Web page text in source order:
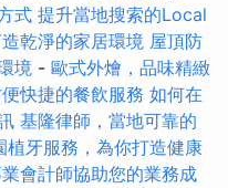
式 提升當地搜索的Local
乾淨的家居環境 屋頂防
境 - 歐式外燴，品味精緻
快捷的餐飲服務 如何在
基隆律師，當地可靠的
植牙服務，為你打造健康
會計師協助您的業務成